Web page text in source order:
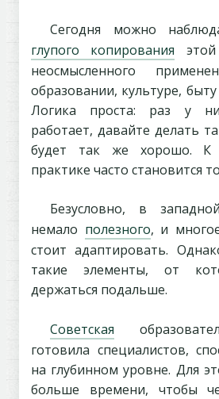
Сегодня можно
глупого копирования
неосмысленного
образовании, культуре,
Логика проста: раз у
работает, давайте делать
будет так же хорошо. К
практике часто становится
Безусловно, в
немало полезного, и
стоит адаптировать.
такие элементы, от
держаться подальше.
Советская
готовила специалистов,
на глубинном уровне. Для
больше времени, чтобы